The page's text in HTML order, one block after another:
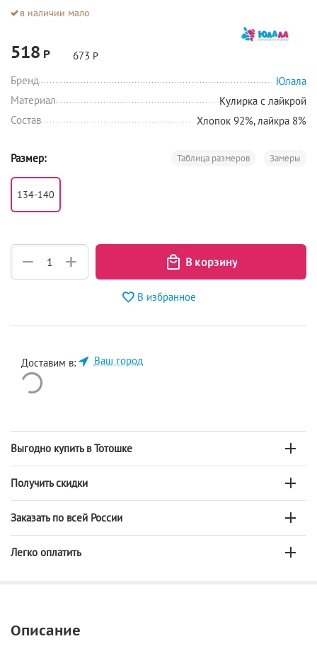
в наличии мало
518 Р 673 Р
Бренд
Юлала
Материал
Кулирка с лайкрой
Состав
Хлопок 92%, лайкра 8%
Размер: Замеры
Таблица размеров
134-140
+
−
В избранное
Доставим в: Ваш город
Выгодно купить в Тотошке
Получить скидки
Заказать по всей России
Легко оплатить
Описание